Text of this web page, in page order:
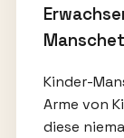
Kinder-
Arme von
diese